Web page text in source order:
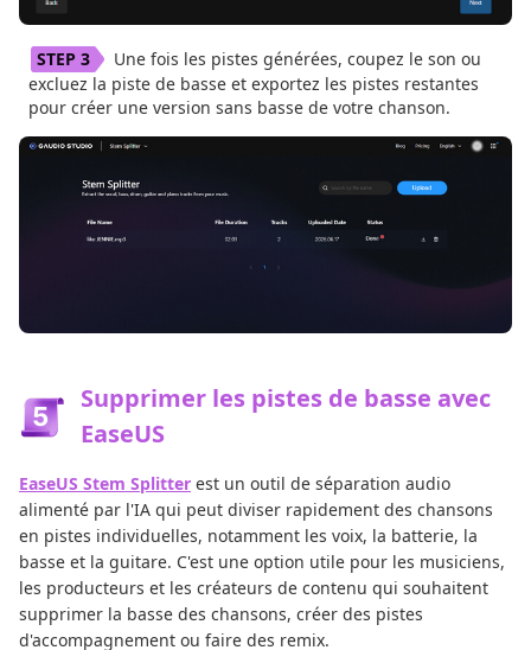
Une fois les pistes générées, coupez le son ou
excluez la piste de basse et exportez les pistes restantes
pour créer une version sans basse de votre chanson.
Supprimer les pistes de basse avec
EaseUS
EaseUS Stem Splitter est un outil de séparation audio
alimenté par l'IA qui peut diviser rapidement des chansons
en pistes individuelles, notamment les voix, la batterie, la
basse et la guitare. C'est une option utile pour les musiciens,
les producteurs et les créateurs de contenu qui souhaitent
supprimer la basse des chansons, créer des pistes
d'accompagnement ou faire des remix.